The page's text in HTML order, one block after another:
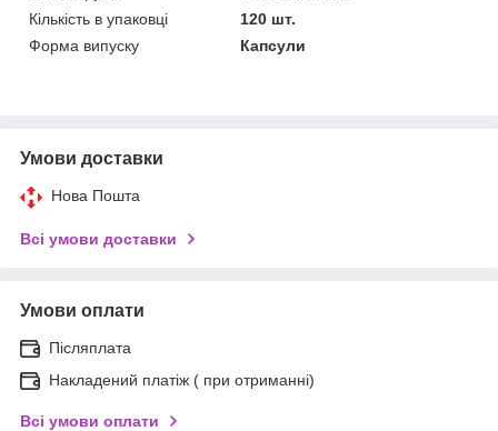
Кількість в упаковці
120 шт.
Форма випуску
Капсули
Умови доставки
Нова Пошта
Всі умови доставки
Умови оплати
Післяплата
Накладений платіж ( при отриманні)
Всі умови оплати